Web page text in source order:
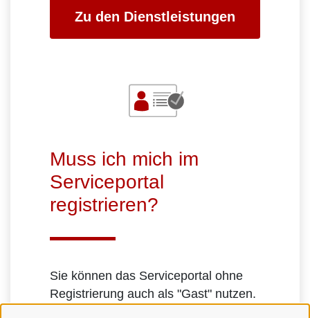
Zu den Dienstleistungen
Muss ich mich im
Serviceportal
registrieren?
Sie können das Serviceportal ohne
Registrierung auch als "Gast" nutzen.